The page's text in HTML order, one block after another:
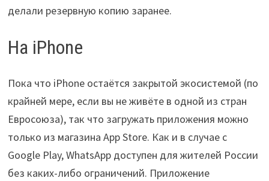
делали резервную копию заранее.
На iPhone
Пока что iPhone остаётся закрытой экосистемой (по
крайней мере, если вы не живёте в одной из стран
Евросоюза), так что загружать приложения можно
только из магазина App Store. Как и в случае с
Google Play, WhatsApp доступен для жителей России
без каких-либо ограничений. Приложение